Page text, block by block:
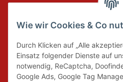
Wie wir Cookies & Co
Durch Klicken auf „Alle
Einsatz folgender Dienste auf
notwendig, ReCaptcha,
Google Ads, Google Tag
Wir tragen
Pflichten zur
Verpackungsgesetz.